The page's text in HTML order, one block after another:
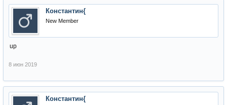
Константин{
New Member
up
8 июн 2019
Константин{